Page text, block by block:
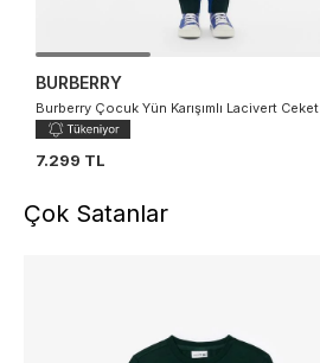
BURBERRY
Burberry Çocuk Yün Karışımlı Lacivert Ceket
7.299 TL
Çok Satanlar